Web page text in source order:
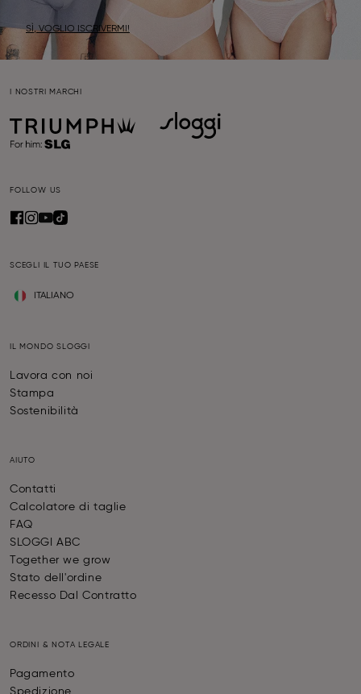
SÌ, VOGLIO ISCRIVERMI!
I NOSTRI MARCHI
FOLLOW US
SCEGLI IL TUO PAESE
ITALIANO
IL MONDO SLOGGI
Lavora con noi
Stampa
Sostenibilità
AIUTO
Contatti
Calcolatore di taglie
FAQ
SLOGGI ABC
Together we grow
Stato dell'ordine
Recesso Dal Contratto
ORDINI & NOTA LEGALE
Pagamento